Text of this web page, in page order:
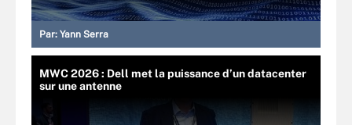
Par: Yann Serra
MWC 2026 : Dell met la puissance d’un datacenter
sur une antenne